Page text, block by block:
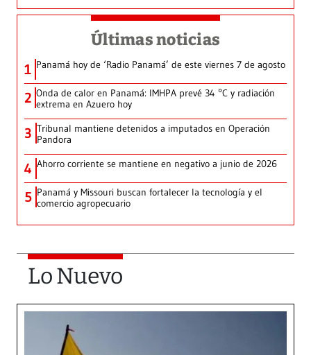
Últimas noticias
1 Panamá hoy de ‘Radio Panamá’ de este viernes 7 de agosto
2 Onda de calor en Panamá: IMHPA prevé 34 °C y radiación
extrema en Azuero hoy
3 Tribunal mantiene detenidos a imputados en Operación
Pandora
4 Ahorro corriente se mantiene en negativo a junio de 2026
5 Panamá y Missouri buscan fortalecer la tecnología y el
comercio agropecuario
Lo Nuevo